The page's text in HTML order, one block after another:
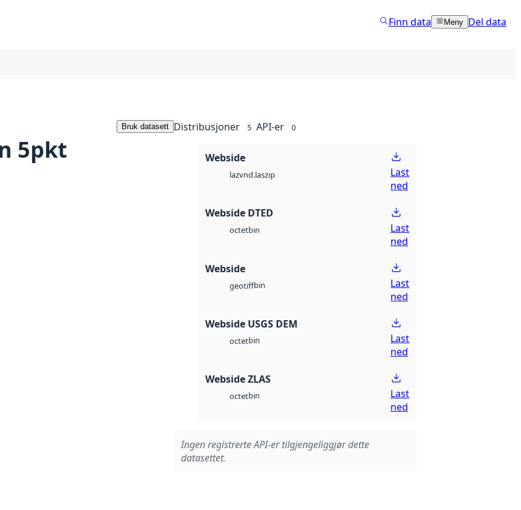
Finn data Meny Del data
5pkt
Bruk datasett Distribusjoner 5 API-er 0
Webside
lazvnd.laszip
Last
ned
Webside DTED
octetbin
Last
ned
Webside
geotiffbin
Last
ned
Webside USGS DEM
octetbin
Last
ned
Webside ZLAS
octetbin
Last
ned
Ingen registrerte API-er tilgjengeliggjør dette
datasettet.